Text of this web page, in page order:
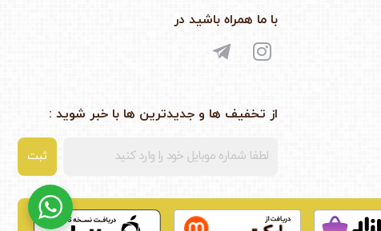
از تخفیف ها و جدیدترین ها با خبر شوید :
ثبت
با ما همراه باشید در